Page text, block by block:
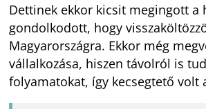
Dettinek ekkor kicsit megingott a
gondolkodott, hogy
Magyarországra. Ekkor még
vállalkozása, hiszen távolról is
folyamatokat, így kecsegtető volt